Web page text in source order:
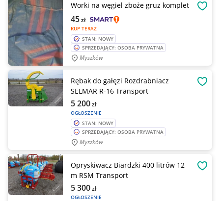
Worki na węgiel zboże gruz komplet
KUP TERAZ
45zł
STAN: NOWY
SPRZEDAJĄCY: OSOBA PRYWATNA
Myszków
Rębak do gałęzi Rozdrabniacz
SELMAR R-16 Transport
OGŁOSZENIE
5 200zł
STAN: NOWY
SPRZEDAJĄCY: OSOBA PRYWATNA
Myszków
Opryskiwacz Biardzki 400 litrów 12
m RSM Transport
OGŁOSZENIE
5 300zł